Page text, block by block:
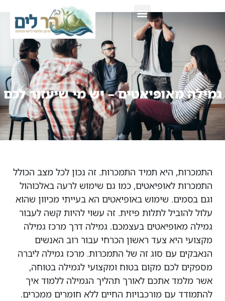
גמילה מאופיאטים – יש מי שיעזור לכם
התמכרות, היא תמיד התמכרות. זה נכון לכל מצב הכולל
התמכרות לאופיאטים, כמו גם שימוש לרעה באלכוהול
וגם בסמים. שימוש באופיאטים הא בעייתי מכיוון שהוא
עלול להוביל לתלות פיזית. זה עשוי להיות קשה לעבור
גמילה מאופיאטים בעצמכם. גמילה דרך מרכז גמילה
מקצועי היא צעד ראשון הכרחי עבור רוב האנשים
הנאבקים עם סוג זה של התמכרות. מרכז גמילה ליברה
מספקים לכם מקום בטוח ומקצועי לגמילה בטוחה,
אשר מלמד אתכם לאורך תהליך הגמילה ללמוד איך
להתמודד עם מורכבויות החיים ללא חומרים ממכרים.